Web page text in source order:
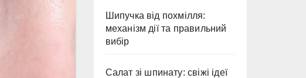
Шипучка від похмілля:
механізм дії та правильний
вибір
Салат зі шпинату: свіжі ідеї